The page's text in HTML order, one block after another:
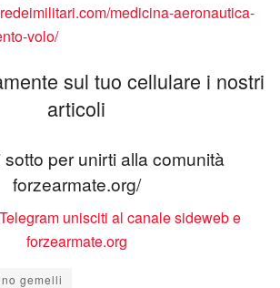
medicina-aeronautica-
volo/
sul tuo cellulare i nostri
articoli
per unirti alla comunità
forzearmate.org/
gemelli